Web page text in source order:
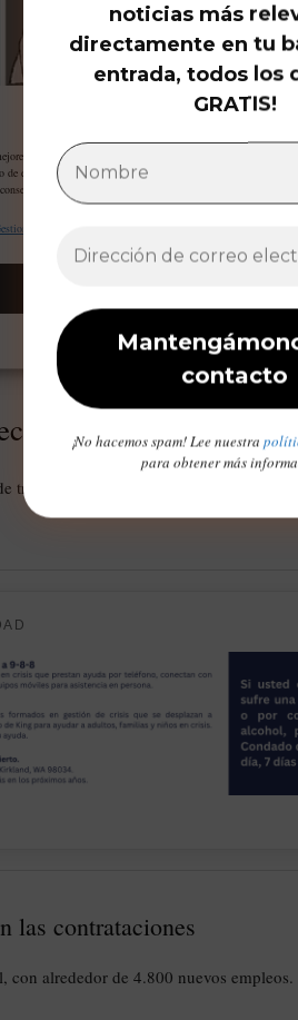
Gestiona tu
experiencias, utilizamos tecnologías como las cookies
de estas tecnologías nos permitirá procesar datos como el
o retirar el consentimiento, puede afectar negativamente a
proveedores
Opt-out preferences Declaración de privacidad
mixto para la economía estatal.
trabajo. Al mismo tiempo, el sector
las contrataciones
con alrededor de 4.800 nuevos empleos.
noticias más
directamente en tu
entrada, todos los
GRATIS!
¡No hacemos spam! Lee nuestra
para obtener más